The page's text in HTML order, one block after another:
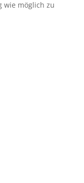
wie möglich zu